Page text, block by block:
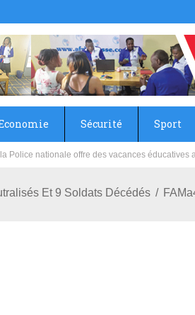
Sécurité Sport
du Camp Général Aboubacar Sangoulé
Et 9 Soldats Décédés